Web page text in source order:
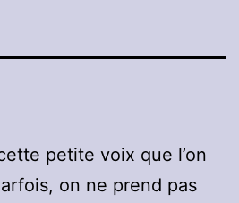
petite voix que l’on
on ne prend pas